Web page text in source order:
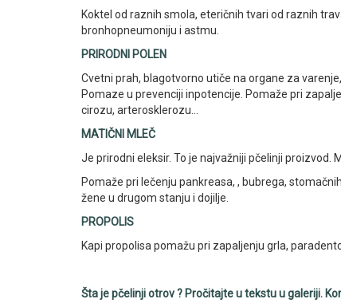
Koktel od raznih smola, eteričnih tvari od raznih
bronhopneumoniju i astmu.
PRIRODNI POLEN
Cvetni prah, blagotvorno utiče na organe za
Pomaze u prevenciji inpotencije. Pomaže pri
cirozu, arterosklerozu...
MATIČNI MLEČ
Je prirodni eleksir. To je najvažniji pčelinji
Pomaže pri lečenju pankreasa, , bubrega,
žene u drugom stanju i dojilje.
PROPOLIS
Kapi propolisa pomažu pri zapaljenju grla,
Šta je pčelinji otrov ? Pročitajte u tekstu u galeriji.